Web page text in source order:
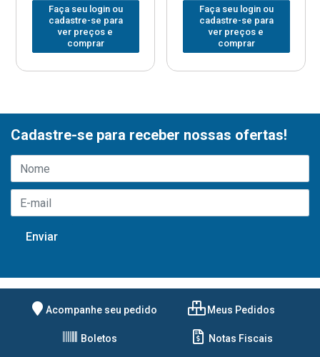
Faça seu login ou
cadastre-se para
ver preços e
comprar
Faça seu login ou
cadastre-se para
ver preços e
comprar
Cadastre-se para receber nossas ofertas!
Acompanhe seu pedido Meus Pedidos
Boletos Notas Fiscais